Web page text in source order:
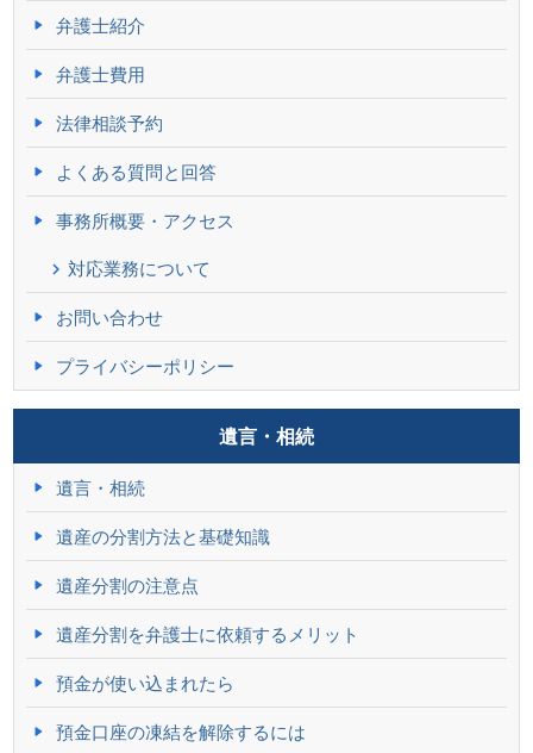
弁護士紹介
弁護士費用
法律相談予約
よくある質問と回答
事務所概要・アクセス
対応業務について
お問い合わせ
プライバシーポリシー
遺言・相続
遺言・相続
遺産の分割方法と基礎知識
遺産分割の注意点
遺産分割を弁護士に依頼するメリット
預金が使い込まれたら
預金口座の凍結を解除するには